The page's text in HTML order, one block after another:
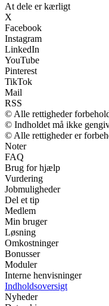
At dele er kærligt
X
Facebook
Instagram
LinkedIn
YouTube
Pinterest
TikTok
Mail
RSS
© Alle rettigheder
© Indholdet må ikke
© Alle rettigheder er
Noter
FAQ
Brug for hjælp
Vurdering
Jobmuligheder
Del et tip
Medlem
Min bruger
Løsning
Omkostninger
Bonusser
Moduler
Interne henvisninger
Indholdsoversigt
Nyheder